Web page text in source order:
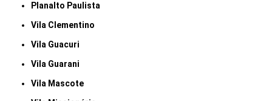
Planalto Paulista
Vila Clementino
Vila Guacuri
Vila Guarani
Vila Mascote